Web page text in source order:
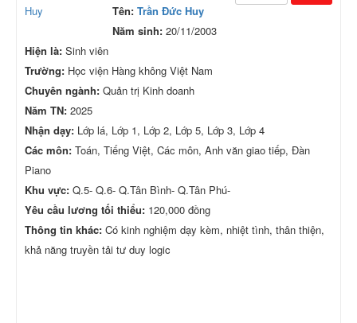
Tên: Trần Đức Huy
Năm sinh: 20/11/2003
Hiện là: Sinh viên
Trường: Học viện Hàng không Việt Nam
Chuyên ngành: Quản trị Kinh doanh
Năm TN: 2025
Nhận dạy: Lớp lá, Lớp 1, Lớp 2, Lớp 5, Lớp 3, Lớp 4
Các môn: Toán, Tiếng Việt, Các môn, Anh văn giao tiếp, Đàn
Piano
Khu vực: Q.5- Q.6- Q.Tân Bình- Q.Tân Phú-
Yêu cầu lương tối thiểu: 120,000 đồng
Thông tin khác: Có kinh nghiệm dạy kèm, nhiệt tình, thân thiện,
khả năng truyền tải tư duy logic